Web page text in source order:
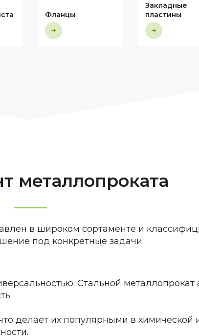
Фланцы
Закладные
пластины
металлопроката
в широком сортаменте и
под конкретные задачи.
Стальной металлопрокат
делает их популярными в химической